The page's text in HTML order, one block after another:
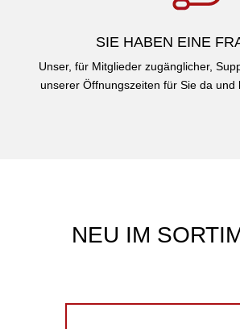
SIE HABEN EINE
Unser, für Mitglieder zugänglicher,
unserer Öffnungszeiten für Sie da und
NEU IM